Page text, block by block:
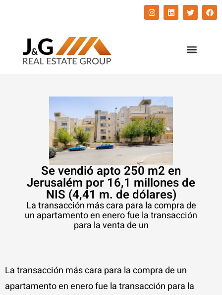
Se vendió apto 250 m2 en
Jerusalém por 16,1 millones de
NIS (4,41 m. de dólares)
La transacción más cara para la compra de
un apartamento en enero fue la transacción
para la venta de un
La transacción más cara para la compra de un
apartamento en enero fue la transacción para la